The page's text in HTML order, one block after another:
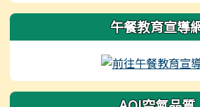
午餐教育宣導